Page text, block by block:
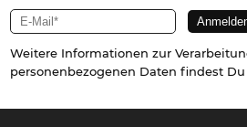
Weitere Informationen zur
personenbezogenen Daten findest Du